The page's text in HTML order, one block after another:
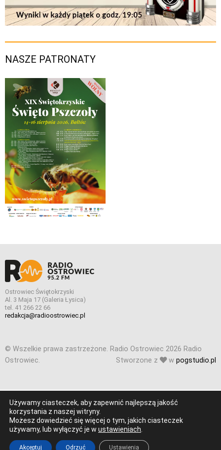
NASZE PATRONATY
Ostrowiec Świętokrzyski
Al. 3 Maja 17 (Galeria Łysica)
tel. 41 266 22 66
redakcja@radioostrowiec.pl
© Wszelkie prawa zastrzeżone. Radio Ostrowiec 2026 Radio
Ostrowiec.
Stworzone z w pogstudio.pl
Używamy ciasteczek, aby zapewnić najlepszą jakość
korzystania z naszej witryny.
Możesz dowiedzieć się więcej o tym, jakich ciasteczek
używamy, lub wyłączyć je w ustawieniach
Akceptuj Odrzuć Ustawienia